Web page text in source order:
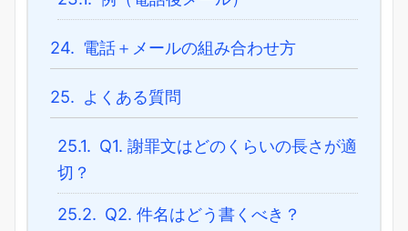
24. 電話＋メールの組み合わせ方
25. よくある質問
25.1. Q1. 謝罪文はどのくらいの長さが適
切？
25.2. Q2. 件名はどう書くべき？